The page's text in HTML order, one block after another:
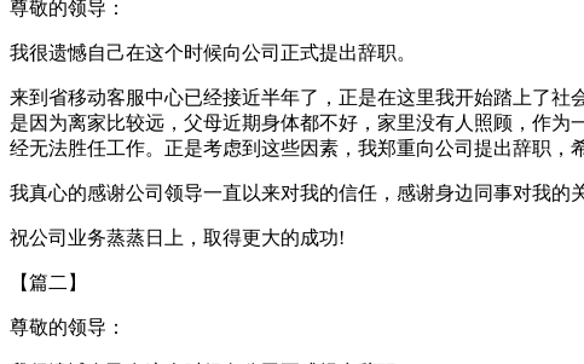
尊敬的领导：
我很遗憾自己在这个时候向公司正式提出辞职。
来到省移动客服中心已经接近半年了，正是在这里我开始踏上了
是因为离家比较远，父母近期身体都不好，家里没有人照顾，作
经无法胜任工作。正是考虑到这些因素，我郑重向公司提出辞职，
我真心的感谢公司领导一直以来对我的信任，感谢身边同事对我的
祝公司业务蒸蒸日上，取得更大的成功!
【篇二】
尊敬的领导：